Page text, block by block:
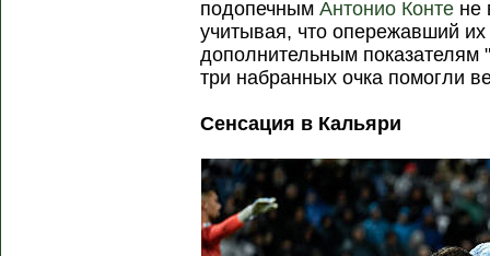
подопечнымАнтонио Конте не
учитывая, что опережавший
дополнительным показателям
три набранных очка помогли
Сенсация в Кальяри